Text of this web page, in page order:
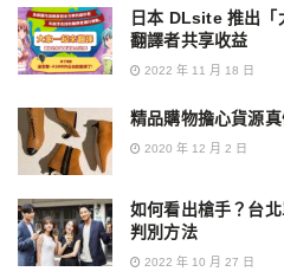
日本 DLsite 推出「
翻譯者共享收益
2022 年 11 月 18 日
精品購物擔心貨源
2020 年 12 月 2 日
如何看出槍手？台
判別方法
2022 年 10 月 27 日